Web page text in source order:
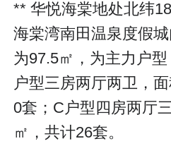
** 华悦海棠地处北纬
海棠湾南田温泉度假
为97.5㎡，为主力户
户型三房两厅两卫，
0套；C户型四房两厅
㎡，共计26套。